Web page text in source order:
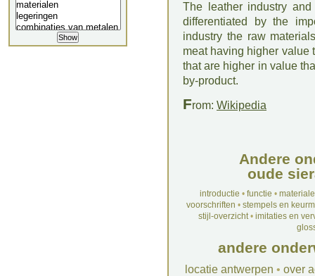
The leather industry
differentiated by the
industry the raw
meat having higher value
that are higher in value
by-product.
From: Wikipedia
Andere
oude
introductie • functie •
voorschriften • stempels en
stijl-overzicht• imitaties en
andere
locatie antwerpen • over